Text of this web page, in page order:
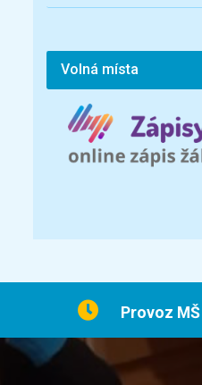
Volná místa
Provoz MŠ